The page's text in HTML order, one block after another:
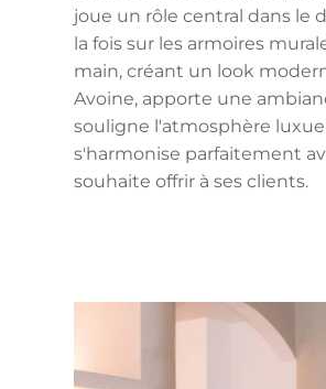
joue un rôle central dans le
la fois sur les armoires
main, créant un look
Avoine, apporte une
souligne l'atmosphère
s'harmonise parfaitement
souhaite offrir à ses clients.